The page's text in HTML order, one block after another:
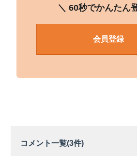
＼ 60秒でかんたん
会員登録
コメント一覧(3件)